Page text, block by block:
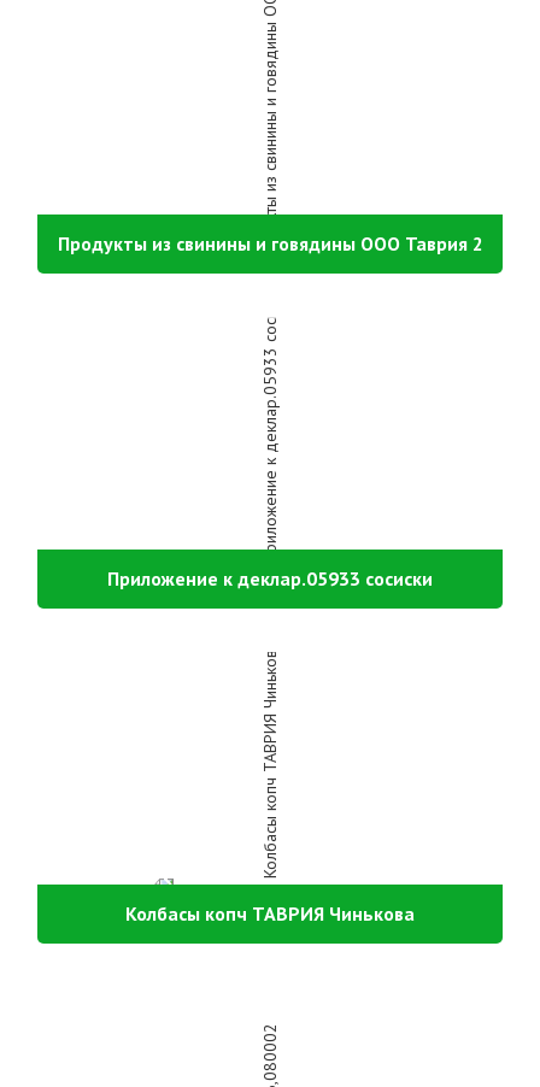
Продукты из свинины и говядины ООО Таврия 2
Приложение к деклар.05933 сосиски
Колбасы копч ТАВРИЯ Чинькова